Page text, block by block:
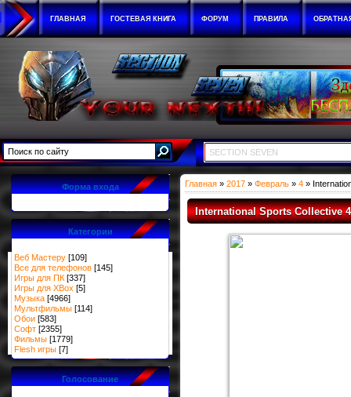
ГЛАВНАЯ ГОСТЕВАЯ КНИГА ФОРУМ ПРАВИЛА
SECTION SEVEN
Форма входа
Категории
Веб Мастеру [109]
Все для телефонов [145]
Игры для ПК [337]
Игры для XBox [5]
Музыка [4966]
Мультфильмы [114]
Обои [583]
Софт [2355]
Фильмы [1779]
Flesh игры [7]
Голосование
Главная » 2017 » Февраль » 4 »
International Sports Collective 4